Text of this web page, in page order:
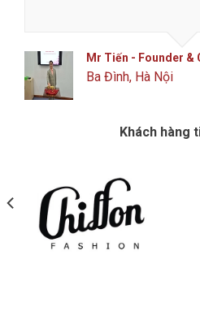
Mr Tiến - Founder &
Ba Đình, Hà Nội
Khách hàng